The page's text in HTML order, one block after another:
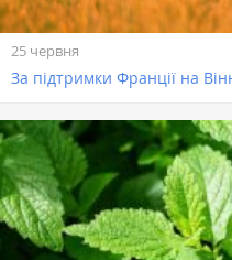
25 червня
За підтримки Франції на